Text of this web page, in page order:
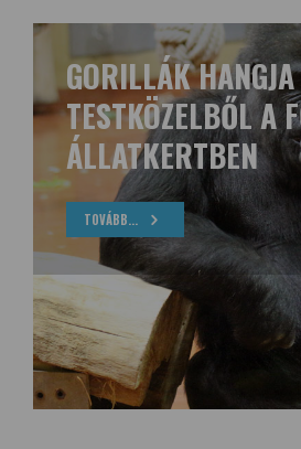
GORILLÁK HANGJA
TESTKÖZELBŐL A
ÁLLATKERTBEN
TOVÁBB...